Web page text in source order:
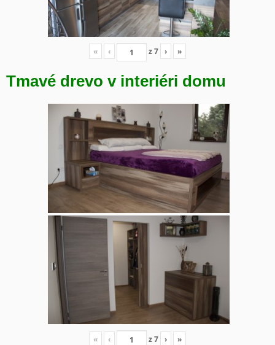
« ‹ z7 › »
Tmavé drevo v interiéri domu
« ‹ z7 › »